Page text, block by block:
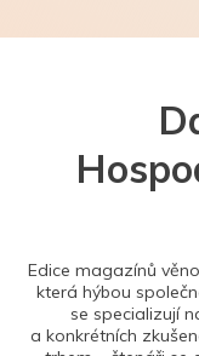
Edice magazínů
která hýbou
se specializují
a konkrétních